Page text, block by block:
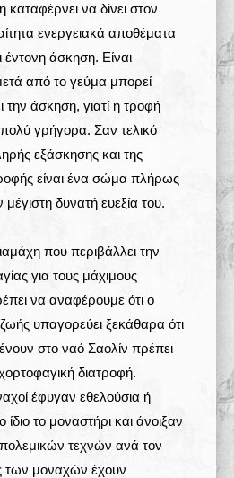
καταφέρνει να δίνει στον
ενεργειακά αποθέματα
άσκηση. Είναι
από το γεύμα μπορεί
την άσκηση, γιατί η τροφή
γρήγορα. Σαν τελικό
εξάσκησης και της
είναι ένα σώμα πλήρως
δυνατή ευεξία του.
που περιβάλλει την
για τους μάχιμους
να αναφέρουμε ότι ο
υπαγορεύει ξεκάθαρα ότι
στο ναό Σαολίν πρέπει
διατροφή.
έφυγαν εθελούσια ή
το μοναστήρι και άνοιξαν
πολεμικών τεχνών ανά τον
των μοναχών έχουν